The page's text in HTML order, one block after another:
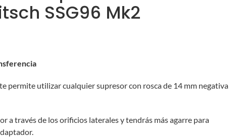
SSG96 Mk2
permite utilizar cualquier supresor con rosca de 14 mm negativa
a través de los orificios laterales y tendrás más agarre para